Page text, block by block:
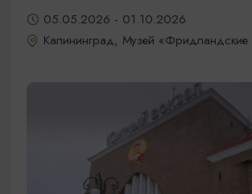
05.05.2026 - 01.10.2026
Калининград, Музей «Фридландские